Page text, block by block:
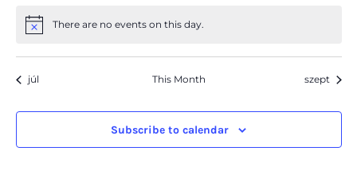
There are no events on this day.
júl This Month szept
Subscribe to calendar